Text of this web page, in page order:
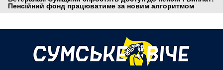
Пенсійний фонд працюватиме за новим алгоритмом
6 серпня